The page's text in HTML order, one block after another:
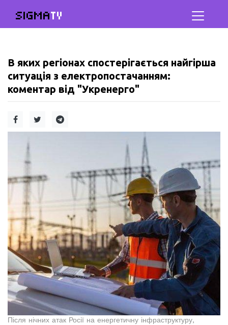
SIGMATV
В яких регіонах спостерігається найгірша
ситуація з електропостачанням:
коментар від "Укренерго"
Після нічних атак Росії на енергетичну інфраструктуру,